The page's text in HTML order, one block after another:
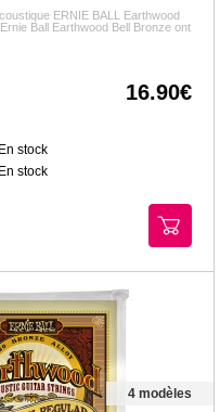
ERNIE BALL Earthwood
Ball Earthwood Bell Bronze ont
16.90
En stock
En stock
4 modèles